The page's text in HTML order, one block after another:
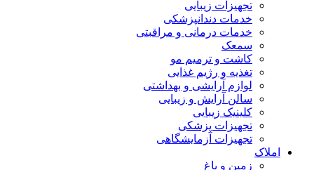
تجهیزات زیبایی
خدمات دندانپزشکی
خدمات درمانی و مراقبتی
سمعک
کاشت و ترمیم مو
تغذیه و رژیم غذایی
لوازم آرایشی و بهداشتی
سالن آرایش و زیبایی
کلینیک زیبایی
تجهیزات پزشکی
تجهیزات آزمایشگاهی
املاک
زمین و باغ